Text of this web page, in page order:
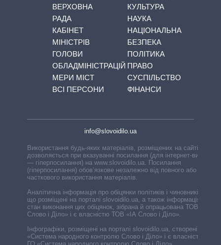
ВЕРХОВНА
РАДА
КАБІНЕТ
МІНІСТРІВ
ГОЛОВИ
ОБЛАДМІНІСТРАЦІЙ
МЕРИ МІСТ
ВСІ ПЕРСОНИ
КУЛЬТУРА
НАУКА
НАЦІОНАЛЬНА
БЕЗПЕКА
ПОЛІТИКА
ПРАВО
СУСПІЛЬСТВО
ФІНАНСИ
info@slovoidilo.ua
Використання будь-яких матеріалів, розміщених на сайті,
дозволяється при вказуванні посилання (для інтернет-видань
— гіперпосилання) на www.slovoidilo.ua. Посилання
(гіперпосилання) обов’язкове незалежно від повного або
часткового використання матеріалів.
Аналітична інформація про обіцянки політиків і чиновників,
що розміщені на порталі slovoidilo.ua, а також інформація про
стан виконання цих обіцянок, зібрана й опрацьована ТОВ «ІА
Слово і Діло» і є власністю ТОВ «ІА Слово і Діло».
Інфографіки, розміщені на порталі slovoidilo.ua, створені ГО
«Система народного контролю Слово і Діло» і є власністю